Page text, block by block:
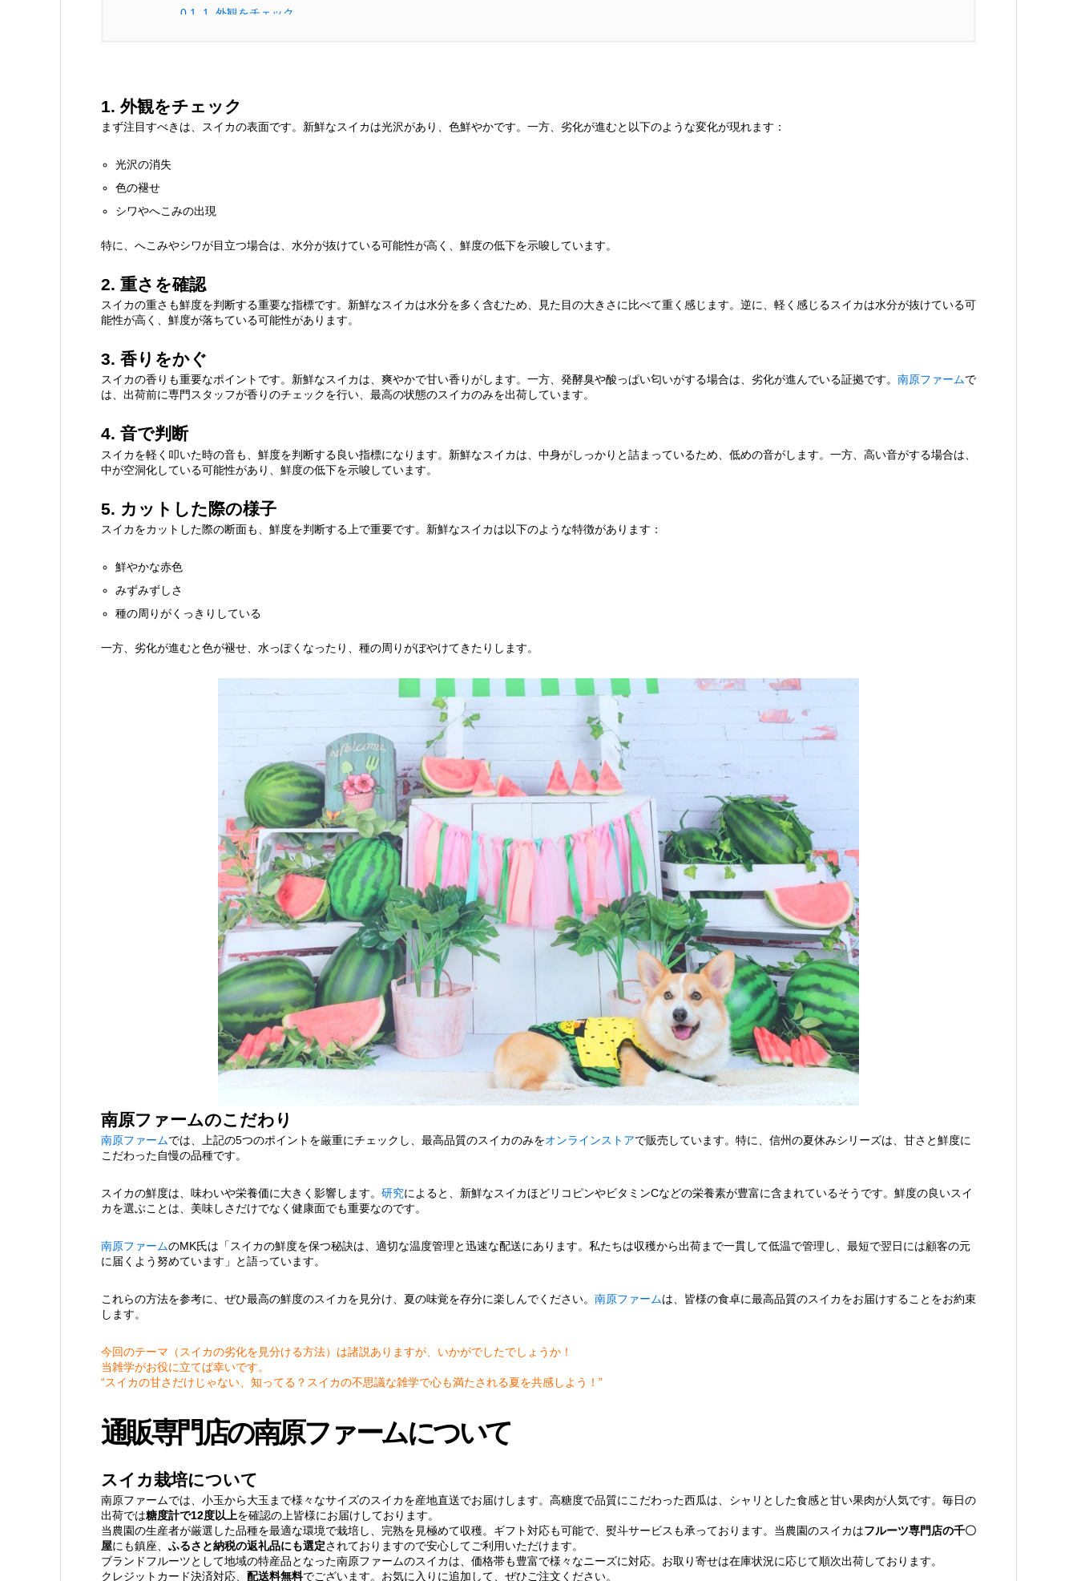
0.1. 1. 外観をチェック
0.3.3. 香りをかぐ
1. 外観をチェック
まず注目すべきは、スイカの表面です。新鮮なスイカは光沢があり、色鮮やかです。一方、劣化が進むと以下のような変化が現れます：
光沢の消失
色の褪せ
シワやへこみの出現
特に、へこみやシワが目立つ場合は、水分が抜けている可能性が高く、鮮度の低下を示唆しています。
2. 重さを確認
スイカの重さも鮮度を判断する重要な指標です。新鮮なスイカは水分を多く含むため、見た目の大きさに比べて重く感じます。逆に、軽く感じるスイカは水分が抜けている可
能性が高く、鮮度が落ちている可能性があります。
3. 香りをかぐ
スイカの香りも重要なポイントです。新鮮なスイカは、爽やかで甘い香りがします。一方、発酵臭や酸っぱい匂いがする場合は、劣化が進んでいる証拠です。 南原ファームで
は、出荷前に専門スタッフが香りのチェックを行い、最高の状態のスイカのみを出荷しています。
4. 音で判断
スイカを軽く叩いた時の音も、鮮度を判断する良い指標になります。新鮮なスイカは、中身がしっかりと詰まっているため、低めの音がします。一方、高い音がする場合は、
中が空洞化している可能性があり、鮮度の低下を示唆しています。
5. カットした際の様子
スイカをカットした際の断面も、鮮度を判断する上で重要です。新鮮なスイカは以下のような特徴があります：
鮮やかな赤色
みずみずしさ
種の周りがくっきりしている
一方、劣化が進むと色が褪せ、水っぽくなったり、種の周りがぼやけてきたりします。
南原ファームのこだわり
南原ファームでは、上記の5つのポイントを厳重にチェックし、最高品質のスイカのみをオンラインストアで販売しています。特に、信州の夏休みシリーズは、甘さと鮮度に
こだわった自慢の品種です。
スイカの鮮度は、味わいや栄養価に大きく影響します。 研究によると、新鮮なスイカほどリコピンやビタミンCなどの栄養素が豊富に含まれているそうです。鮮度の良いスイ
カを選ぶことは、美味しさだけでなく健康面でも重要なのです。
南原ファームのMK氏は「スイカの鮮度を保つ秘訣は、適切な温度管理と迅速な配送にあります。私たちは収穫から出荷まで一貫して低温で管理し、最短で翌日には顧客の元
に届くよう努めています」と語っています。
これらの方法を参考に、ぜひ最高の鮮度のスイカを見分け、夏の味覚を存分に楽しんでください。 南原ファームは、皆様の食卓に最高品質のスイカをお届けすることをお約束
します。
今回のテーマ（スイカの劣化を見分ける方法）は諸説ありますが、いかがでしたでしょうか！
当雑学がお役に立てば幸いです。
“スイカの甘さだけじゃない、知ってる？スイカの不思議な雑学で心も満たされる夏を共感しよう！”
通販専門店の南原ファームについて
スイカ栽培について
南原ファームでは、小玉から大玉まで様々なサイズのスイカを産地直送でお届けします。高糖度で品質にこだわった西瓜は、シャリとした食感と甘い果肉が人気です。毎日の
出荷では糖度計で12度以上を確認の上皆様にお届けしております。
当農園の生産者が厳選した品種を最適な環境で栽培し、完熟を見極めて収穫。ギフト対応も可能で、熨斗サービスも承っております。当農園のスイカはフルーツ専門店の千〇
屋にも鎮座、 ふるさと納税の返礼品にも選定されておりますので安心してご利用いただけます。
ブランドフルーツとして地域の特産品となった南原ファームのスイカは、価格帯も豊富で様々なニーズに対応。お取り寄せは在庫状況に応じて順次出荷しております。
クレジットカード決済対応、 配送料無料でございます。お気に入りに追加して、ぜひご注文ください。